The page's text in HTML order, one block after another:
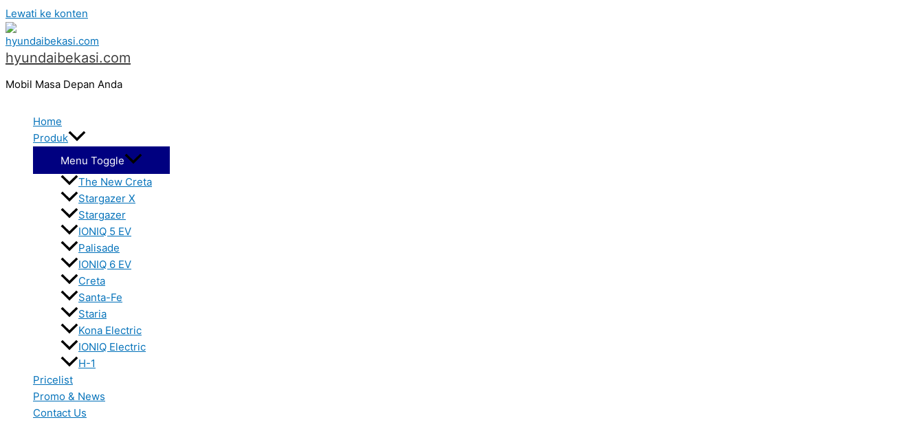
Lewati ke konten
hyundaibekasi.com
Mobil Masa Depan Anda
Home
Produk
Menu Toggle
The New Creta
Stargazer X
Stargazer
IONIQ 5 EV
Palisade
IONIQ 6 EV
Creta
Santa-Fe
Staria
Kona Electric
IONIQ Electric
H-1
Pricelist
Promo & News
Contact Us